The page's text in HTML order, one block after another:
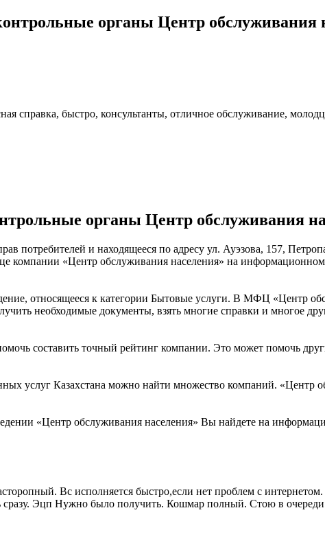
органы Центр обслуживания
справка, быстро, консультанты, отличное обслуживание,
органы Центр обслуживания
потребителей и находящееся по адресу ул. Ауэзова, 157,
компании «Центр обслуживания населения» на информационном
относящееся к категории Бытовые услуги. В МФЦ «Центр
необходимые документы, взять многие справки и многое
составить точный рейтинг компании. Это может помочь
услуг Казахстана можно найти множество компаний. «Центр
«Центр обслуживания населения» Вы найдете на
Вс исполняется быстро,если нет проблем с интернетом.
сразу. Эцп Нужно было получить. Кошмар полный. Стою в